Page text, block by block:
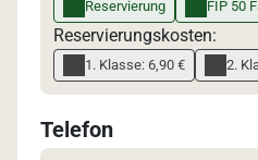
Reservierung FIP 50
Reservierungskosten:
1. Klasse: 6,90 € 2.
Telefon